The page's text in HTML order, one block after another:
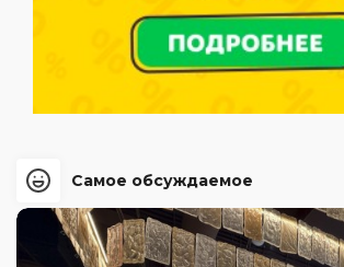
Самое обсуждаемое